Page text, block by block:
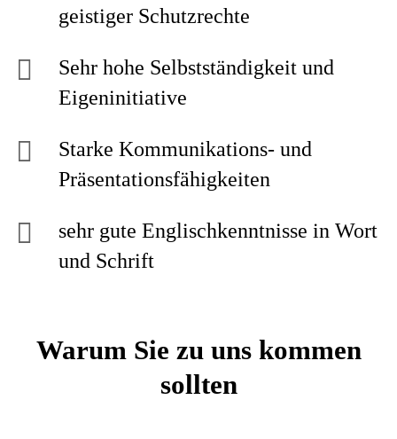
geistiger Schutzrechte
Sehr hohe Selbstständigkeit und
Eigeninitiative
Starke Kommunikations- und
Präsentationsfähigkeiten
sehr gute Englischkenntnisse in Wort
und Schrift
Warum Sie zu uns kommen
sollten